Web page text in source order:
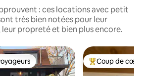
: ces locations avec petit
très bien notées pour leur
propreté et bien plus encore.
les plus appréciés Coups de cœur
Coup de cœur